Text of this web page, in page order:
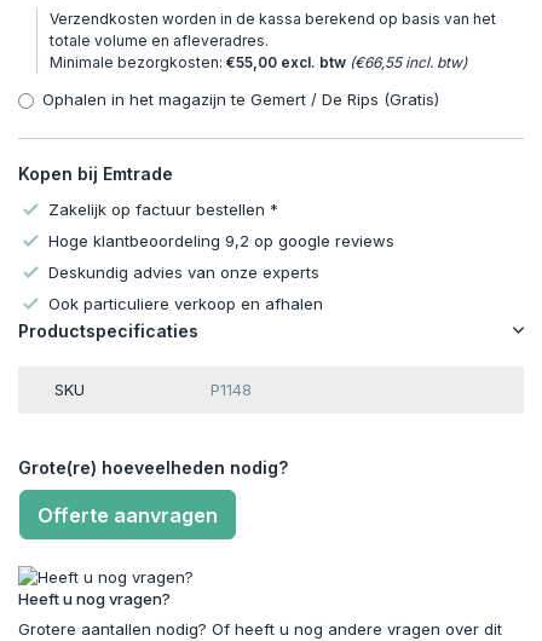
Verzendkosten worden in de kassa berekend op basis van het
totale volume en afleveradres.
Minimale bezorgkosten: €55,00 excl. btw (€66,55 incl. btw)
Ophalen in het magazijn te Gemert / De Rips (Gratis)
Kopen bij Emtrade
Zakelijk op factuur bestellen *
Hoge klantbeoordeling 9,2 op google reviews
Deskundig advies van onze experts
Ook particuliere verkoop en afhalen
Productspecificaties
SKU P1148
Grote(re) hoeveelheden nodig?
Offerte aanvragen
Heeft u nog vragen?
Grotere aantallen nodig? Of heeft u nog andere vragen over dit